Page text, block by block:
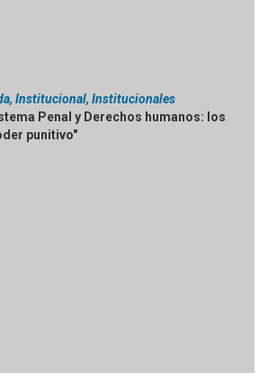
Institucional, Institucionales
Penal y Derechos humanos: los
punitivo"